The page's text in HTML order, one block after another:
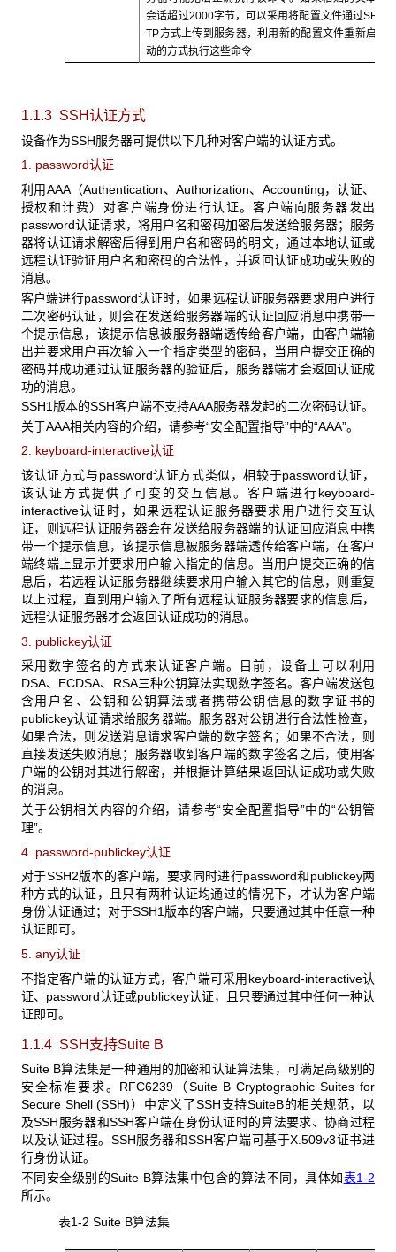
会话超过2000字节，可以采用将配置文件通过SF
TP方式上传到服务器，利用新的配置文件重新启
动的方式执行这些命令
1.1.3 SSH认证方式
设备作为SSH服务器可提供以下几种对客户端的认证方式。
1. password认证
利用AAA（Authentication、Authorization、Accounting，认证、
授权和计费）对客户端身份进行认证。客户端向服务器发出
password认证请求，将用户名和密码加密后发送给服务器；服务
器将认证请求解密后得到用户名和密码的明文，通过本地认证或
远程认证验证用户名和密码的合法性，并返回认证成功或失败的
消息。
客户端进行password认证时，如果远程认证服务器要求用户进行
二次密码认证，则会在发送给服务器端的认证回应消息中携带一
个提示信息，该提示信息被服务器端透传给客户端，由客户端输
出并要求用户再次输入一个指定类型的密码，当用户提交正确的
密码并成功通过认证服务器的验证后，服务器端才会返回认证成
功的消息。
SSH1版本的SSH客户端不支持AAA服务器发起的二次密码认证。
关于AAA相关内容的介绍，请参考“安全配置指导”中的“AAA”。
2. keyboard-interactive认证
该认证方式与password认证方式类似，相较于password认证，
该认证方式提供了可变的交互信息。客户端进行keyboard-
interactive认证时，如果远程认证服务器要求用户进行交互认
证，则远程认证服务器会在发送给服务器端的认证回应消息中携
带一个提示信息，该提示信息被服务器端透传给客户端，在客户
端终端上显示并要求用户输入指定的信息。当用户提交正确的信
息后，若远程认证服务器继续要求用户输入其它的信息，则重复
以上过程，直到用户输入了所有远程认证服务器要求的信息后，
远程认证服务器才会返回认证成功的消息。
3. publickey认证
采用数字签名的方式来认证客户端。目前，设备上可以利用
DSA、ECDSA、RSA三种公钥算法实现数字签名。客户端发送包
含用户名、公钥和公钥算法或者携带公钥信息的数字证书的
publickey认证请求给服务器端。服务器对公钥进行合法性检查，
如果合法，则发送消息请求客户端的数字签名；如果不合法，则
直接发送失败消息；服务器收到客户端的数字签名之后，使用客
户端的公钥对其进行解密，并根据计算结果返回认证成功或失败
的消息。
关于公钥相关内容的介绍，请参考“安全配置指导”中的“公钥管
理”。
4. password-publickey认证
对于SSH2版本的客户端，要求同时进行password和publickey两
种方式的认证，且只有两种认证均通过的情况下，才认为客户端
身份认证通过；对于SSH1版本的客户端，只要通过其中任意一种
认证即可。
5. any认证
不指定客户端的认证方式，客户端可采用keyboard-interactive认
证、password认证或publickey认证，且只要通过其中任何一种认
证即可。
1.1.4 SSH 支持Suite B
Suite B算法集是一种通用的加密和认证算法集，可满足高级别的
安全标准要求。RFC6239（Suite B Cryptographic Suites for
Secure Shell (SSH)）中定义了SSH支持SuiteB的相关规范，以
及SSH服务器和SSH客户端在身份认证时的算法要求、协商过程
以及认证过程。SSH服务器和SSH客户端可基于X.509v3证书进
行身份认证。
不同安全级别的Suite B算法集中包含的算法不同，具体如表1-2
所示。
表1-2 Suite B算法集